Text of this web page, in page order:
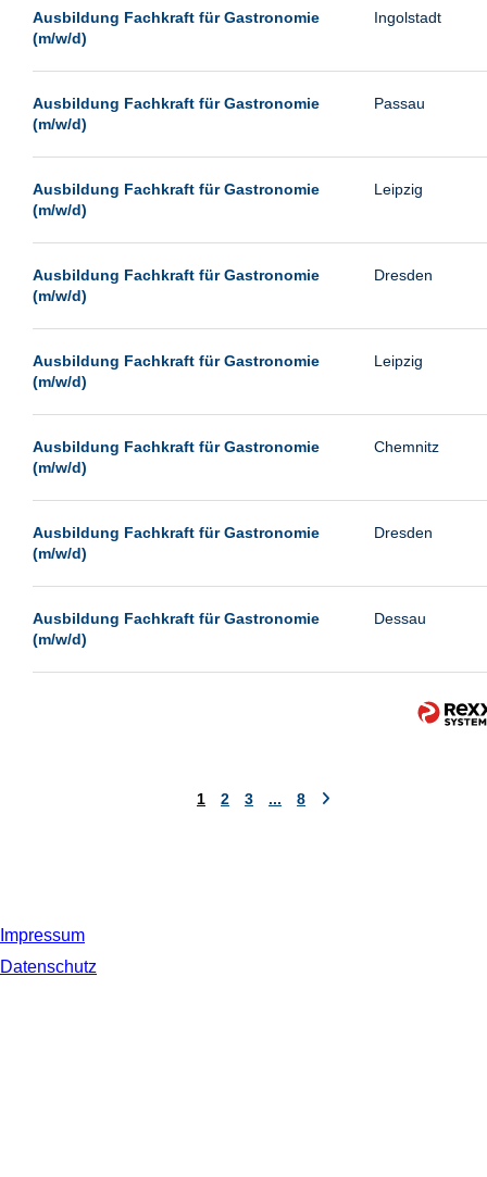
Viernheim
Wetzlar
Wust/Brandenburg
Ausbildung Fachkraft für Gastronomie
(m/w/d)
Ingolstadt
Ausbildung Fachkraft für Gastronomie
(m/w/d)
Passau
Ausbildung Fachkraft für Gastronomie
(m/w/d)
Leipzig
Ausbildung Fachkraft für Gastronomie
(m/w/d)
Dresden
Ausbildung Fachkraft für Gastronomie
(m/w/d)
Leipzig
Ausbildung Fachkraft für Gastronomie
(m/w/d)
Chemnitz
Ausbildung Fachkraft für Gastronomie
(m/w/d)
Dresden
Ausbildung Fachkraft für Gastronomie
(m/w/d)
Dessau
1 2 3 ... 8
Impressum
Datenschutz